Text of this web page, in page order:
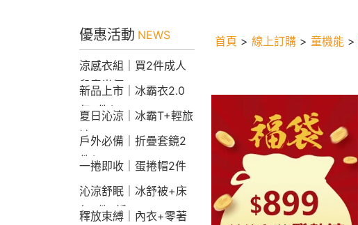
優惠活動 NEWS
涼感衣組｜買2件成人
兒童半價
新品上市｜冰霸衣2.0
任2件$2290
夏日沁涼｜冰霸T+輕旅
褲
戶外必備｜折疊套鏡2
件$1790
一捲即收｜蛋捲帽2件
1790
沁涼舒眠｜冰舒被+床
包2件9折
釋放束縛｜內衣+零著
首頁 > 線上訂購 > 童機能 >